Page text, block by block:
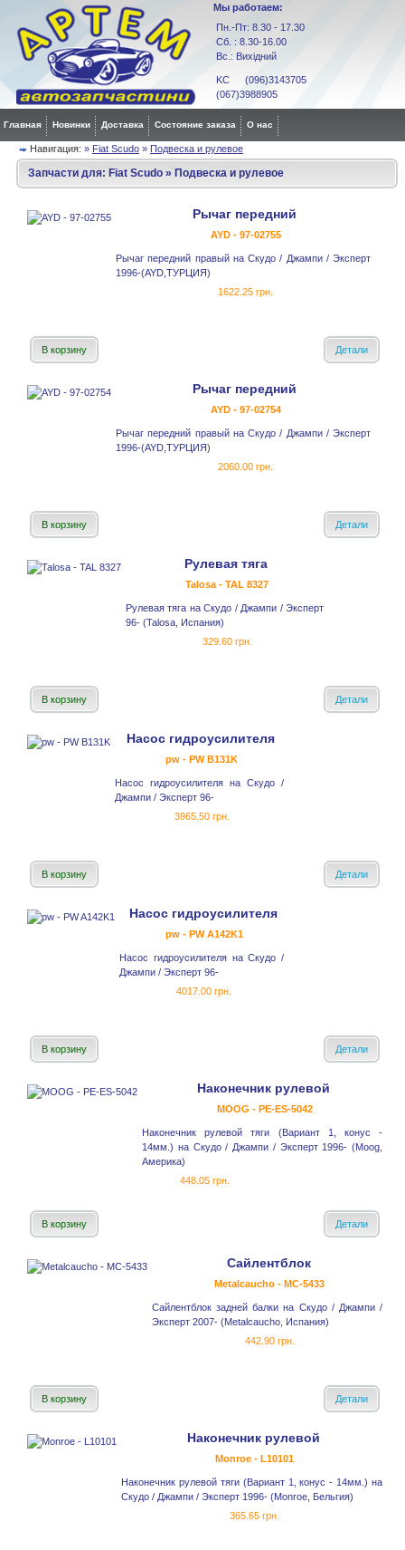
Мы работаем:
Пн.-Пт: 8.30 - 17.30
Сб. : 8.30-16.00
Вс.: Вихідний
KC (096)3143705
(067)3988905
Главная Новинки Доставка Состояние заказа О нас
Навигация: » Fiat Scudo » Подвеска и рулевое
Запчасти для: Fiat Scudo » Подвеска и рулевое
Рычаг передний
AYD - 97-02755
Рычаг передний правый на Скудо / Джампи / Эксперт
1996-(AYD,ТУРЦИЯ)
1622.25 грн.
В корзину Детали
Рычаг передний
AYD - 97-02754
Рычаг передний правый на Скудо / Джампи / Эксперт
1996-(AYD,ТУРЦИЯ)
2060.00 грн.
В корзину Детали
Рулевая тяга
Talosa - TAL 8327
Рулевая тяга на Скудо / Джампи / Эксперт
96- (Talosa, Испания)
329.60 грн.
В корзину Детали
Насос гидроусилителя
pw - PW B131K
Насос гидроусилителя на Скудо /
Джампи / Эксперт 96-
3965.50 грн.
В корзину Детали
Насос гидроусилителя
pw - PW A142K1
Насос гидроусилителя на Скудо /
Джампи / Эксперт 96-
4017.00 грн.
В корзину Детали
Наконечник рулевой
MOOG - PE-ES-5042
Наконечник рулевой тяги (Вариант 1, конус -
14мм.) на Скудо / Джампи / Эксперт 1996- (Moog,
Америка)
448.05 грн.
В корзину Детали
Сайлентблок
Metalcaucho - MC-5433
Сайлентблок задней балки на Скудо / Джампи /
Эксперт 2007- (Metalcaucho, Испания)
442.90 грн.
В корзину Детали
Наконечник рулевой
Monroe - L10101
Наконечник рулевой тяги (Вариант 1, конус - 14мм.) на
Скудо / Джампи / Эксперт 1996- (Monroe, Бельгия)
365.65 грн.